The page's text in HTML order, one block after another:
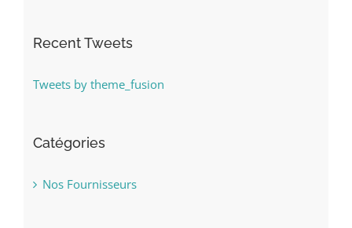
Recent Tweets
Tweets by theme_fusion
Catégories
Nos Fournisseurs